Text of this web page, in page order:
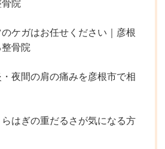
院
ケガはお任せください｜彦根
骨院
夜間の肩の痛みを彦根市で相
はぎの重だるさが気になる方